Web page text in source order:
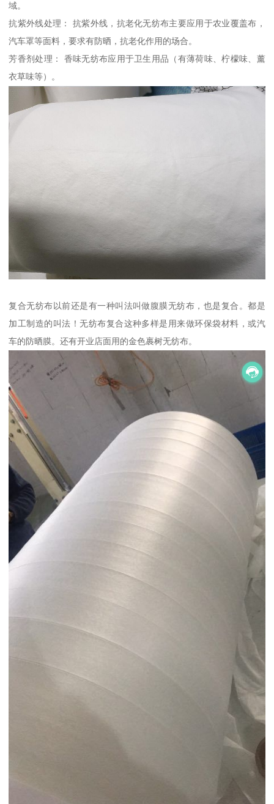
域。
抗紫外线处理： 抗紫外线，抗老化无纺布主要应用于农业覆盖布，
汽车罩等面料，要求有防晒，抗老化作用的场合。
芳香剂处理： 香味无纺布应用于卫生用品（有薄荷味、柠檬味、薰
衣草味等）。
复合无纺布以前还是有一种叫法叫做腹膜无纺布，也是复合。都是
加工制造的叫法！无纺布复合这种多样是用来做环保袋材料，或汽
车的防晒膜。还有开业店面用的金色裹树无纺布。